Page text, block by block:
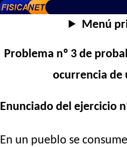
Menú
Problema nº 3 de
ocurrencia de
Enunciado del ejercicio
En un pueblo se